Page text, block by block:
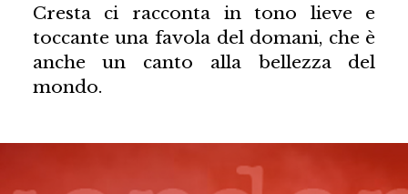
Cresta ci racconta in tono lieve e
toccante una favola del domani, che è
anche un canto alla bellezza del
mondo.